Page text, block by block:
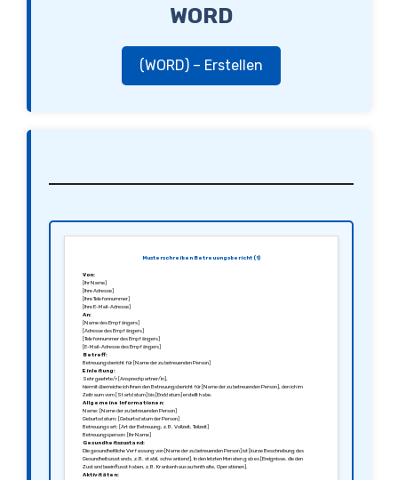
WORD
(WORD) – Erstellen
Musterschreiben Betreuungsbericht (1)
Von:
[Ihr Name]
[Ihre Adresse]
[Ihre Telefonnummer]
[Ihre E-Mail-Adresse]
An:
[Name des Empfängers]
[Adresse des Empfängers]
[Telefonnummer des Empfängers]
[E-Mail-Adresse des Empfängers]
Betreff:
Betreuungsbericht für [Name der zu betreuenden Person]
Einleitung:
Sehr geehrte/r [Ansprechpartner/in],
hiermit überreiche ich Ihnen den Betreuungsbericht für [Name der zu betreuenden Person], den ich im
Zeitraum vom [Startdatum] bis [Enddatum] erstellt habe.
Allgemeine Informationen:
Name: [Name der zu betreuenden Person]
Geburtsdatum: [Geburtsdatum der Person]
Betreuungsart: [Art der Betreuung, z.B. Vollzeit, Teilzeit]
Betreuungsperson: [Ihr Name]
Gesundheitszustand:
Die gesundheitliche Verfassung von [Name der zu betreuenden Person] ist [kurze Beschreibung des
Gesundheitszustands, z.B. stabil, schwankend]. In den letzten Monaten gab es [Ereignisse, die den
Zustand beeinflusst haben, z.B. Krankenhausaufenthalte, Operationen].
Aktivitäten: